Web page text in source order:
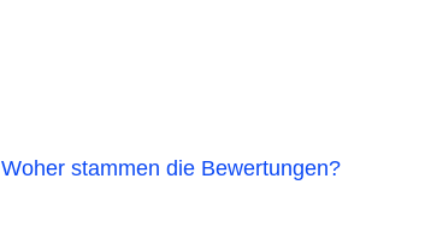
Woher stammen die Bewertungen?